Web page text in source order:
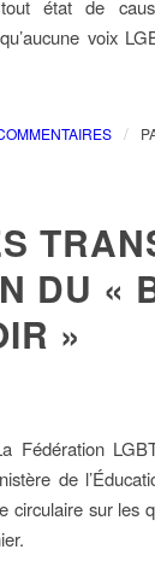
état de
voix
/
DU «
»
Fédération
de
circulaire sur les